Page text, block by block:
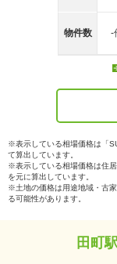
物件数 -
※表示している相場価格は「
て算出しています。
※表示している相場価格は住
を元に算出しています。
※土地の価格は用途地域・古
る可能性があります。
田町